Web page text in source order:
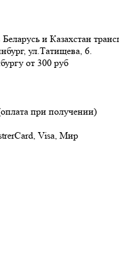
Беларусь и Казахстан
ул.Татищева, 6.
от 300 руб
при получении)
Visa, Мир